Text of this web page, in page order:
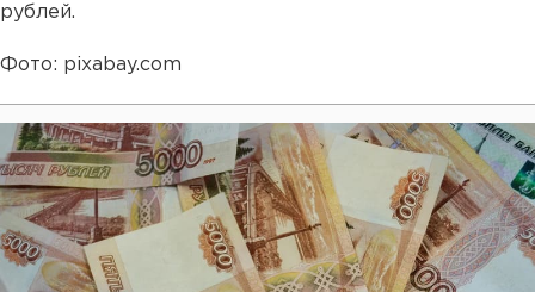
рублей.
Фото: pixabay.com